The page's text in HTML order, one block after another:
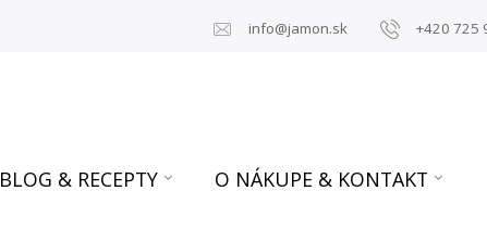
+420 725
info@jamon.sk
BLOG & RECEPTY O NÁKUPE & KONTAKT